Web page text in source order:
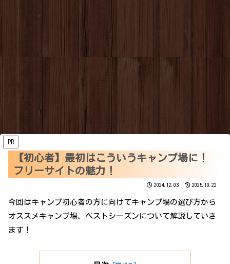
PR
【初心者】最初はこういうキャンプ場に！
フリーサイトの魅力！
2024.12.03 2025.10.22
今回はキャンプ初心者の方に向けてキャンプ場の選び方から
オススメキャンプ場、ベストシーズンについて解説していき
ます！